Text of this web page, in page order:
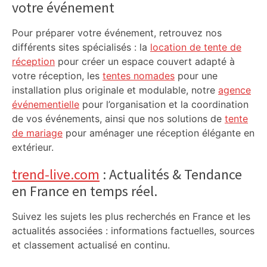
votre événement
Pour préparer votre événement, retrouvez nos
différents sites spécialisés : la location de tente de
réception pour créer un espace couvert adapté à
votre réception, les tentes nomades pour une
installation plus originale et modulable, notre agence
événementielle pour l’organisation et la coordination
de vos événements, ainsi que nos solutions de tente
de mariage pour aménager une réception élégante en
extérieur.
trend-live.com : Actualités & Tendance
en France en temps réel.
Suivez les sujets les plus recherchés en France et les
actualités associées : informations factuelles, sources
et classement actualisé en continu.